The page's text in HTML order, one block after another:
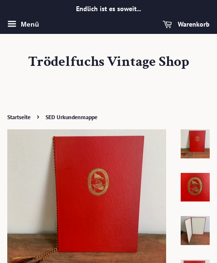
Endlich ist es soweit...
Menü Warenkorb
Trödelfuchs Vintage Shop
Startseite › SED Urkundenmappe